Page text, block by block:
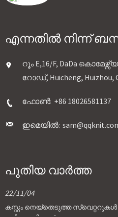
എന്നതിൽ നിന്ന്
റൂം E,16/F, DaDa
റോഡ്, Huicheng, Huizhou,
ഫോൺ: +86 18026581137
ഇമെയിൽ:
പുതിയ വാർത്ത
22/11/04
കസ്റ്റം നെയ്തെടുത്ത